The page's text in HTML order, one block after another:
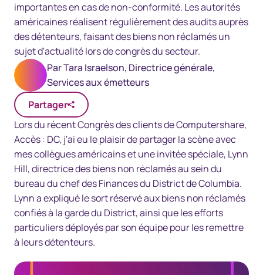
importantes en cas de non-conformité. Les autorités
américaines réalisent régulièrement des audits auprès
des détenteurs, faisant des biens non réclamés un
sujet d'actualité lors de congrès du secteur.
ParTara Israelson, Directrice générale,
Services aux émetteurs
Partager
Lors du récent Congrès des clients de Computershare,
Accès : DC, j'ai eu le plaisir de partager la scène avec
mes collègues américains et une invitée spéciale, Lynn
Hill, directrice des biens non réclamés au sein du
bureau du chef des Finances du District de Columbia.
Lynn a expliqué le sort réservé aux biens non réclamés
confiés à la garde du District, ainsi que les efforts
particuliers déployés par son équipe pour les remettre
à leurs détenteurs.